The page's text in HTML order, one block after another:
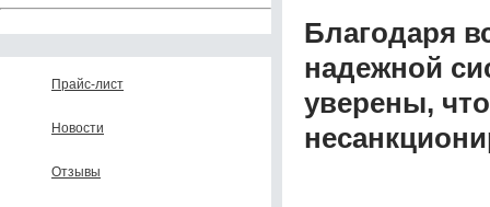
Прайс-лист
Новости
Отзывы
Благодаря
надежной
уверены,